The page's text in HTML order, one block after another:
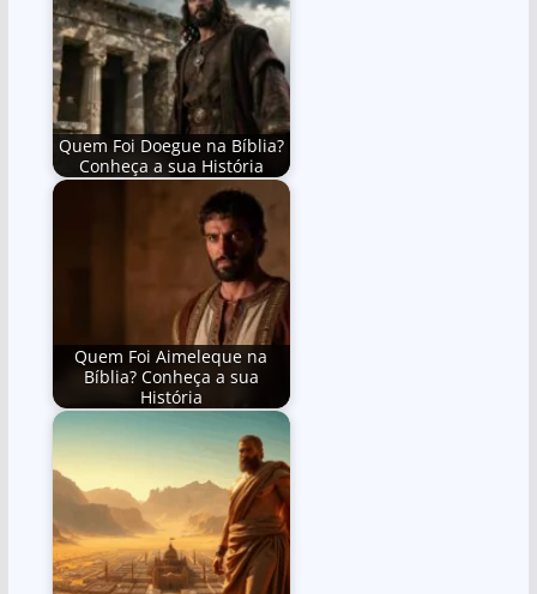
Quem Foi Doegue na Bíblia?
Conheça a sua História
Quem Foi Aimeleque na
Bíblia? Conheça a sua
História